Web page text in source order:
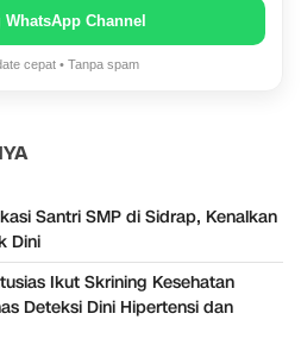
Channel
cepat • Tanpa spam
Santri SMP di Sidrap, Kenalkan
Dini
Ikut Skrining Kesehatan
Deteksi Dini Hipertensi dan